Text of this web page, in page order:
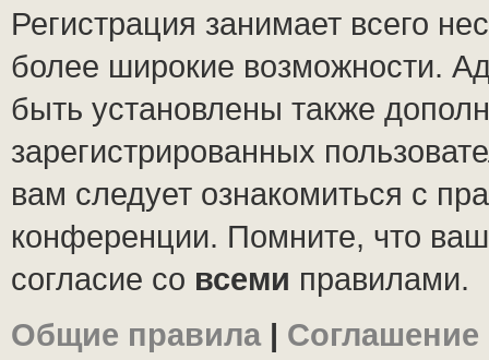
Регистрация занимает всего
более широкие возможности.
быть установлены также
зарегистрированных
вам следует ознакомиться с
конференции. Помните, что
согласие со всеми правилами.
Общие правила |